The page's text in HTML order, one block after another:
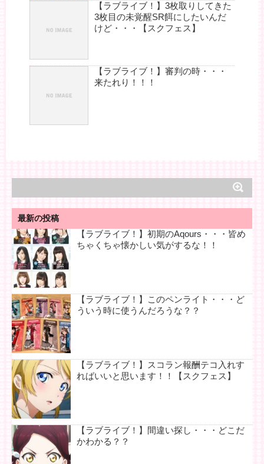
【ラブライブ！】3枚取りしてきた
3枚目の未覚醒SR餌にしたいんだ
けど・・・【スクフェス】
【ラブライブ！】審判の時・・・
来たれり！！！
最新の投稿
【ラブライブ！】初期のAqours・・・皆め
ちゃくちゃ懐かしい気がするな！！
【ラブライブ！】このペンライト・・・ど
ういう時に使うんだろうな？？
【ラブライブ！】スコラン報酬テコ入れす
ればいいと思います！！【スクフェス】
【ラブライブ！】間違い探し・・・どこだ
かわかる？？